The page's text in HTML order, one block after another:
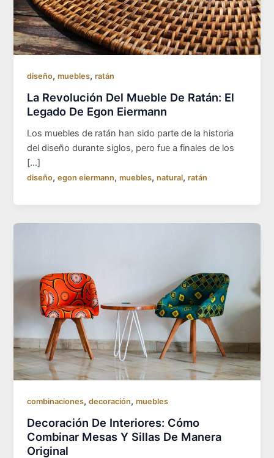
diseño,muebles,ratán
La Revolución Del Mueble De Ratán: El
Legado De Egon Eiermann
Los muebles de ratán han sido parte de la historia
del diseño durante siglos, pero fue a finales de los
[…]
diseño,egon eiermann,muebles,natural,ratán
combinaciones,decoración,muebles
Decoración De Interiores: Cómo
Combinar Mesas Y Sillas De Manera
Original